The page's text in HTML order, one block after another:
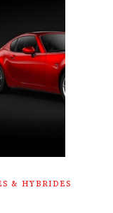
& HYBRIDES